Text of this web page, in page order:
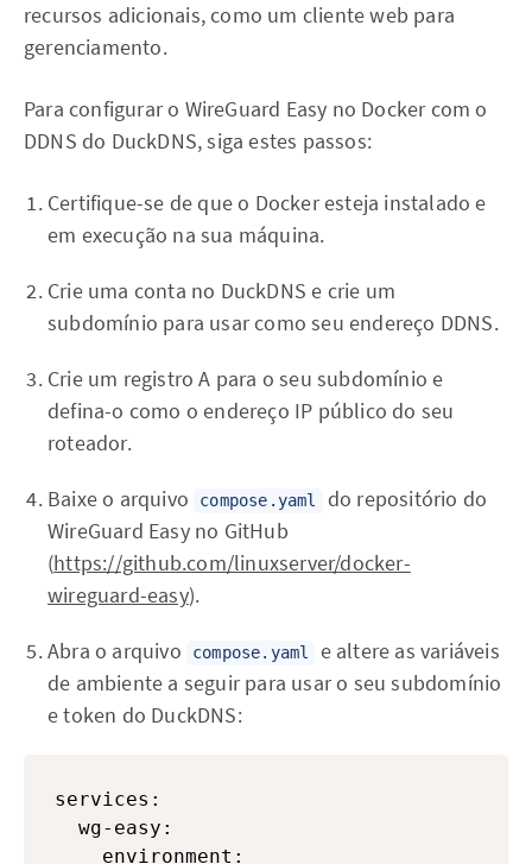
recursos adicionais, como um cliente web para
gerenciamento.
Para configurar o WireGuard Easy no Docker com o
DDNS do DuckDNS, siga estes passos:
Certifique-se de que o Docker esteja instalado e
em execução na sua máquina.
Crie uma conta no DuckDNS e crie um
subdomínio para usar como seu endereço DDNS.
Crie um registro A para o seu subdomínio e
defina-o como o endereço IP público do seu
roteador.
Baixe o arquivo compose.yaml
do repositório do
WireGuard Easy no GitHub
(https://github.com/linuxserver/docker-
wireguard-easy).
Abra o arquivo compose.yaml
e altere as variáveis
de ambiente a seguir para usar o seu subdomínio
e token do DuckDNS:
services:
  wg-easy:
    environment: